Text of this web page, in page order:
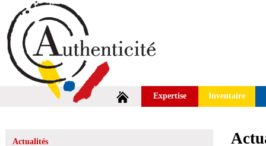
Expertise Inventaire
Actualités